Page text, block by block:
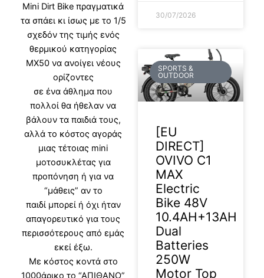
Mini Dirt Bike πραγματικά
τα σπάει κι ίσως με το 1/5
σχεδόν της τιμής ενός
θερμικού κατηγορίας
ΜΧ50 να ανοίγει νέους
ορίζοντες
σε ένα άθλημα που
πολλοί θα ήθελαν να
βάλουν τα παιδιά τους,
αλλά το κόστος αγοράς
μιας τέτοιας mini
μοτοσυκλέτας για
προπόνηση ή για να
“μάθεις” αν το
παιδί μπορεί ή όχι ήταν
απαγορευτικό για τους
περισσότερους από εμάς
εκεί έξω.
Με κόστος κοντά στο
1000άρικο το “ΑΠΙΘΑΝΟ”
30/07/2026
SPORTS &
OUTDOOR
[EU
DIRECT]
OVIVO C1
MAX
Electric
Bike 48V
10.4AH+13AH
Dual
Batteries
250W
Motor Top